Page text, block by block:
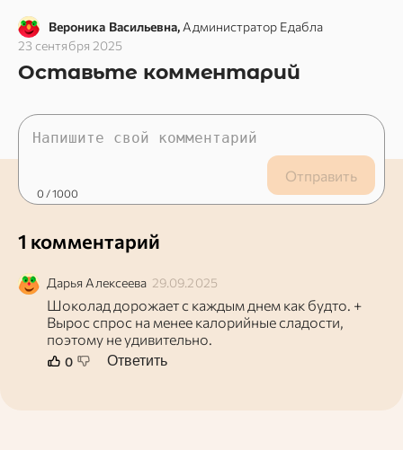
Вероника Васильевна, Администратор Едабла
23 сентября 2025
Оставьте комментарий
Отправить
0 / 1000
1 комментарий
Дарья Алексеева 29.09.2025
Шоколад дорожает с каждым днем как будто. +
Вырос спрос на менее калорийные сладости,
поэтому не удивительно.
0 Ответить